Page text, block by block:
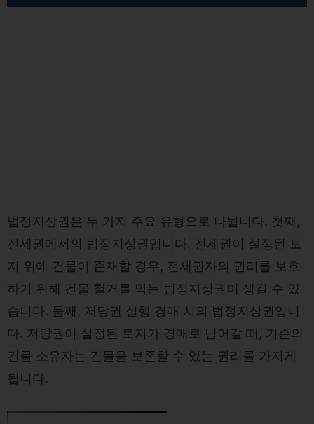
법정지상권은 두 가지 주요 유형으로 나뉩니다. 첫째,
전세권에서의 법정지상권입니다. 전세권이 설정된 토
지 위에 건물이 존재할 경우, 전세권자의 권리를 보호
하기 위해 건물 철거를 막는 법정지상권이 생길 수 있
습니다. 둘째, 저당권 실행 경매 시의 법정지상권입니
다. 저당권이 설정된 토지가 경매로 넘어갈 때, 기존의
건물 소유자는 건물을 보존할 수 있는 권리를 가지게
됩니다.